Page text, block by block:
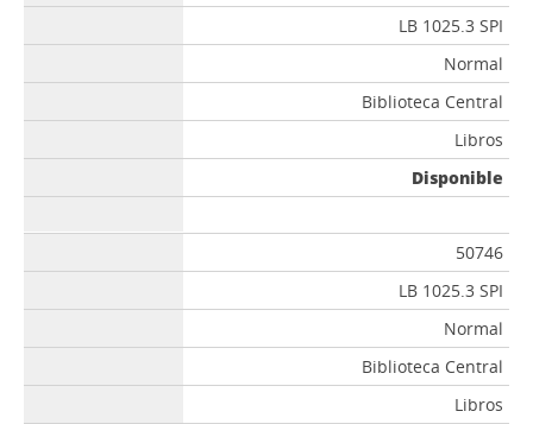
LB 1025.3 SPI
Normal
Biblioteca Central
Libros
Disponible
50746
LB 1025.3 SPI
Normal
Biblioteca Central
Libros